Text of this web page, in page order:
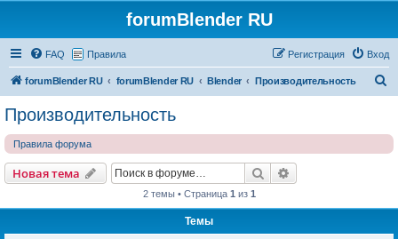
forumBlender RU
FAQ Правила Вход
Регистрация
forumBlender RU forumBlender RU Blender Производительность
Производительность
Правила форума
Новая тема Поиск
2 темы • Страница 1 из 1
Темы